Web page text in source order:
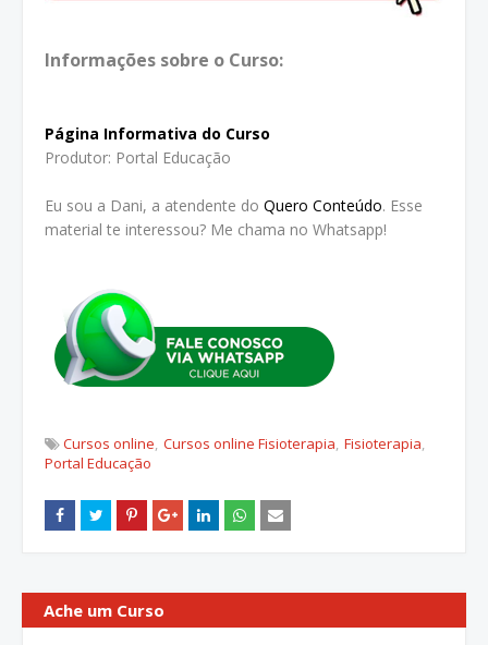
Informações sobre o Curso:
Página Informativa do Curso
Produtor: Portal Educação
Eu sou a Dani, a atendente do Quero Conteúdo. Esse
material te interessou? Me chama no Whatsapp!
Cursos online Cursos online Fisioterapia Fisioterapia
Portal Educação
Ache um Curso